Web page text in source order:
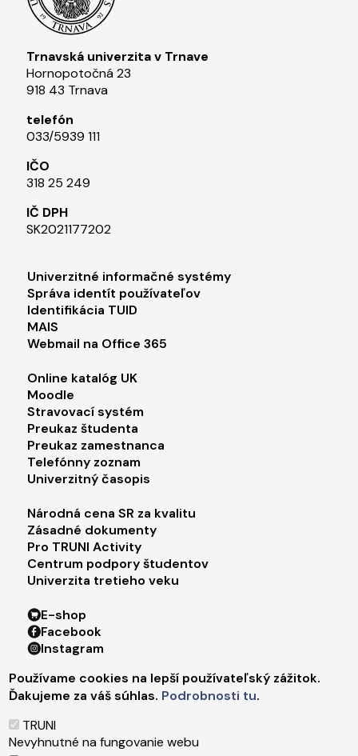
Trnavská univerzita v Trnave
Hornopotočná 23
918 43 Trnava
telefón
033/5939 111​
IČO
318 25 249
IČ DPH
SK2021177202​
Footer menu 1
Univerzitné informačné systémy
Správa identít používateľov
Identifikácia TUID
MAIS
Webmail na Office 365
Footer menu 2
Online katalóg UK
Moodle
Stravovací systém
Preukaz študenta
Preukaz zamestnanca
Telefónny zoznam
Univerzitný časopis
Footer menu 3
Národná cena SR za kvalitu
Zásadné dokumenty
Pro TRUNI Activity
Centrum podpory študentov
Univerzita tretieho veku
Footer menu 4
E-shop
Facebook
Instagram
LinkedIn
Youtube
TikTok
Používame cookies na lepší používateľský zážitok.
Ďakujeme za váš súhlas. Podrobnosti tu.
TRUNI
Nevyhnutné na fungovanie webu